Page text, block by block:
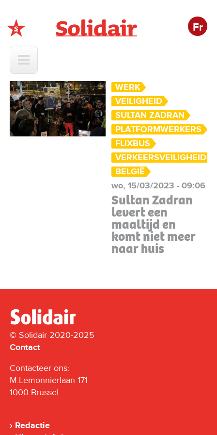
Fr
WERK
VEILIGHEID
SULTAN ZADRAN
PLATFORMWERKERS
FLIXBUS
VERKEERSVEILIGHEID
BELGIË
wo, 15/03/2023 - 09:06
Sultan Zadran
levert een
maaltijd en
komt niet meer
naar huis
© Solidair 2020-2025
Contact
Contacteer ons:
M.Lemonnierlaan 171
1000 Brussel
Redactie